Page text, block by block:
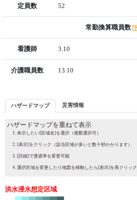
定員数 52
常勤換算職員数
看護師 3.10
介護職員数 13.10
ハザードマップ 災害情報
ハザードマップを重ねて表示
表示したい[区域名]を選択（複数選択可）
[表示]をクリック（該当区域が多いと数十秒かかります）
[詳細]で透過率を変更可能
選択区域を変更したり地図を移動したら[表示]を再クリック
洪水浸水想定区域